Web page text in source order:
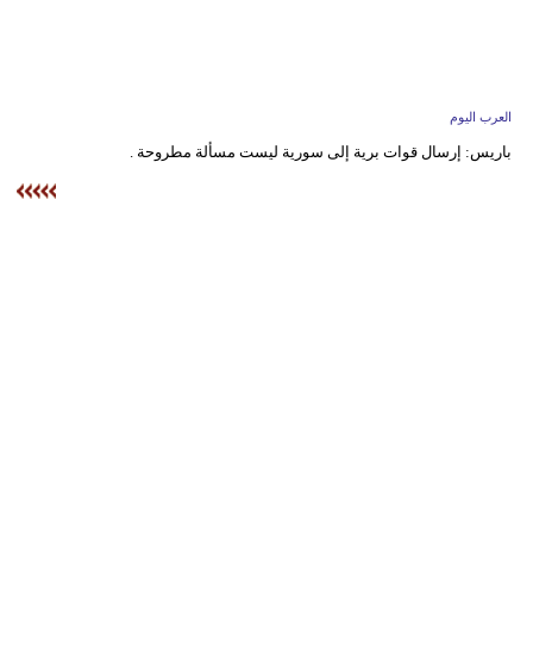
العرب اليوم
باريس: إرسال قوات برية إلى سورية ليست مسألة مطروحة .